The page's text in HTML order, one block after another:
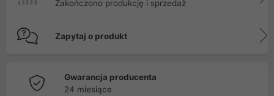
Zakończono produkcję i sprzedaż
Zapytaj o produkt
Gwarancja producenta
24 miesiące